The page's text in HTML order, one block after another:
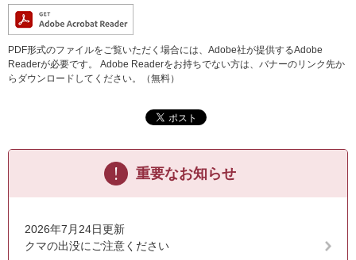
PDF形式のファイルをご覧いただく場合には、Adobe社が提供するAdobe
Readerが必要です。
Adobe Readerをお持ちでない方は、バナーのリンク先か
らダウンロードしてください。（無料）
重要なお知らせ
2026年7月24日更新
クマの出没にご注意ください